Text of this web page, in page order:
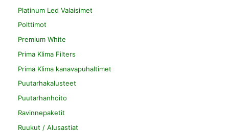
Platinum Led Valaisimet
Polttimot
Premium White
Prima Klima Filters
Prima Klima kanavapuhaltimet
Puutarhakalusteet
Puutarhanhoito
Ravinnepaketit
Ruukut / Alusastiat